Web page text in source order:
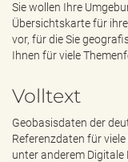
Sie wollen Ihre
Übersichtskarte für
vor, für die Sie
Ihnen für viele
Volltext
Geobasisdaten der
Referenzdaten für
unter anderem